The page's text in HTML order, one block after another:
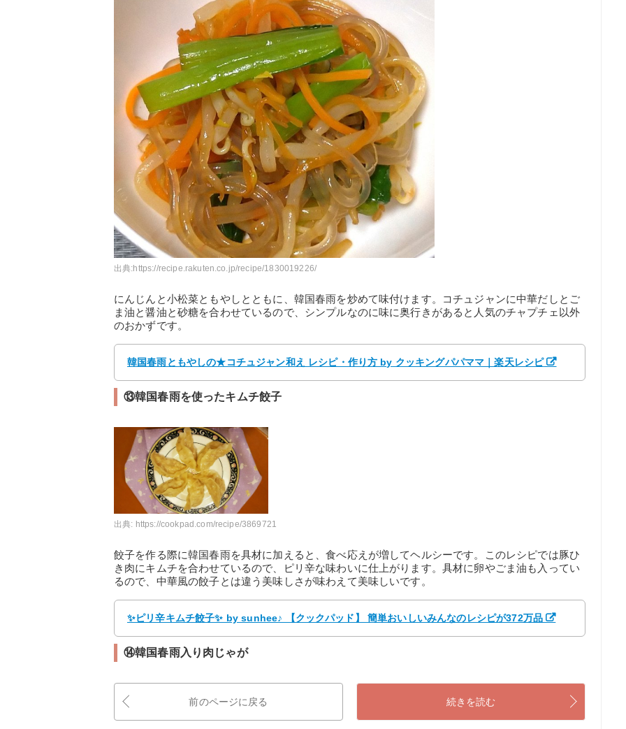
出典:https://recipe.rakuten.co.jp/recipe/1830019226/
にんじんと小松菜ともやしとともに、韓国春雨を炒めて味付けます。コチュジャンに中華だしとご
ま油と醤油と砂糖を合わせているので、シンプルなのに味に奥行きがあると人気のチャプチェ以外
のおかずです。
韓国春雨ともやしの★コチュジャン和え レシピ・作り方 by クッキングパパママ｜楽天レシピ
⑬韓国春雨を使ったキムチ餃子
出典: https://cookpad.com/recipe/3869721
餃子を作る際に韓国春雨を具材に加えると、食べ応えが増してヘルシーです。このレシピでは豚ひ
き肉にキムチを合わせているので、ピリ辛な味わいに仕上がります。具材に卵やごま油も入ってい
るので、中華風の餃子とは違う美味しさが味わえて美味しいです。
✨ピリ辛キムチ餃子✨ by sunhee♪ 【クックパッド】 簡単おいしいみんなのレシピが372万品
⑭韓国春雨入り肉じゃが
前のページに戻る 続きを読む